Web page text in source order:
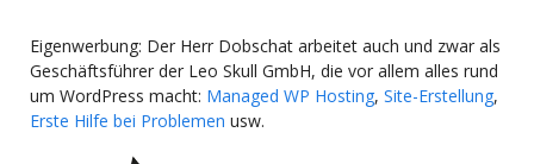
Eigenwerbung: Der Herr Dobschat arbeitet auch und zwar als
Geschäftsführer der Leo Skull GmbH, die vor allem alles rund
um WordPress macht: Managed WP Hosting, Site-Erstellung,
Erste Hilfe bei Problemen usw.